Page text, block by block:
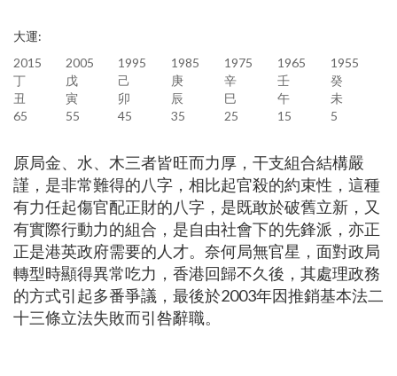
大運:
2015
2005 1995 1985 1975 1965
1955
丁
戊 己 庚 辛 壬
癸
丑
寅 卯 辰 巳 午
未
65
55 45 35 25 15 5
原局金、水、木三者皆旺而力厚，干支組合結構嚴
謹，是非常難得的八字，相比起官殺的約束性，這種
有力任起傷官配正財的八字，是既敢於破舊立新，又
有實際行動力的組合，是自由社會下的先鋒派，亦正
正是港英政府需要的人才。奈何局無官星，面對政局
轉型時顯得異常吃力，香港回歸不久後，其處理政務
的方式引起多番爭議，最後於2003年因推銷基本法二
十三條立法失敗而引咎辭職。